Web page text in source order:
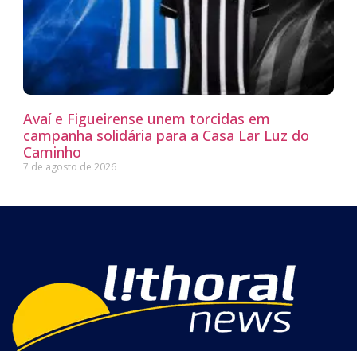
Avaí e Figueirense unem torcidas em
campanha solidária para a Casa Lar Luz do
Caminho
7 de agosto de 2026